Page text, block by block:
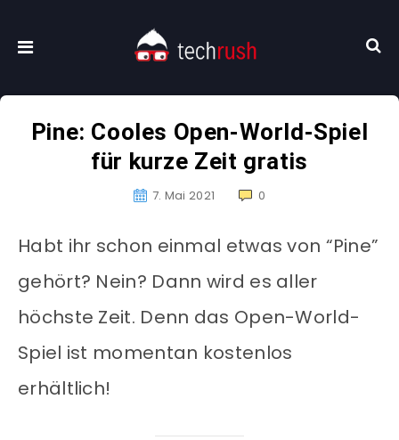
Pine: Cooles Open-World-Spiel
für kurze Zeit gratis
7. Mai 2021 0
Habt ihr schon einmal etwas von “Pine”
gehört? Nein? Dann wird es aller
höchste Zeit. Denn das Open-World-
Spiel ist momentan kostenlos
erhältlich!